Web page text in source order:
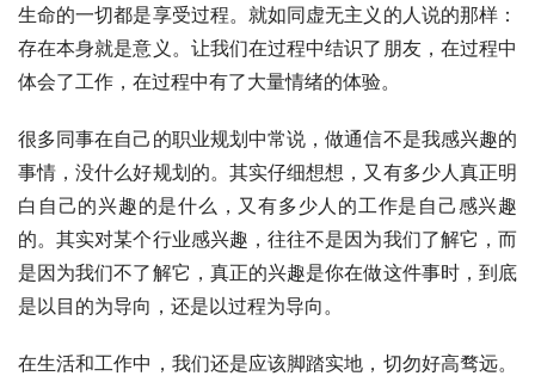
生命的一切都是享受过程。就如同虚无主义的人说的那样：
存在本身就是意义。让我们在过程中结识了朋友，在过程中
体会了工作，在过程中有了大量情绪的体验。
很多同事在自己的职业规划中常说，做通信不是我感兴趣的
事情，没什么好规划的。其实仔细想想，又有多少人真正明
白自己的兴趣的是什么，又有多少人的工作是自己感兴趣
的。其实对某个行业感兴趣，往往不是因为我们了解它，而
是因为我们不了解它，真正的兴趣是你在做这件事时，到底
是以目的为导向，还是以过程为导向。
在生活和工作中，我们还是应该脚踏实地，切勿好高骛远。